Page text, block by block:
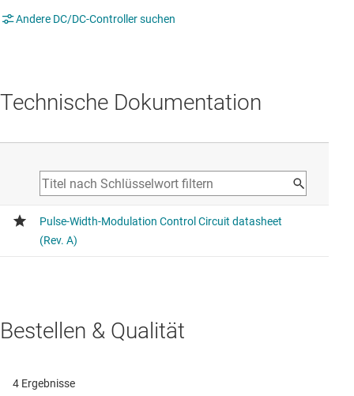
Andere DC/DC-Controller suchen
Technische Dokumentation
Bestellen & Qualität